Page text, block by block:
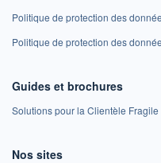
Politique de protection des
Politique de protection des
Guides et brochures
Solutions pour la Clientèle Fragile
Nos sites